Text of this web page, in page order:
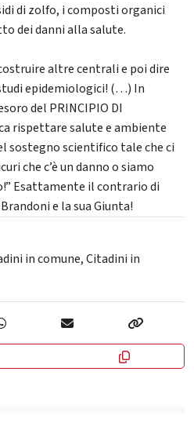
di zolfo, i composti organici
dei danni alla salute.
altre centrali e poi dire
epidemiologici! (…) In
del PRINCIPIO DI
rispettare salute e ambiente
sostegno scientifico tale che ci
che c’è un danno o siamo
Esattamente il contrario di
e la sua Giunta!
in comune,Citadini in